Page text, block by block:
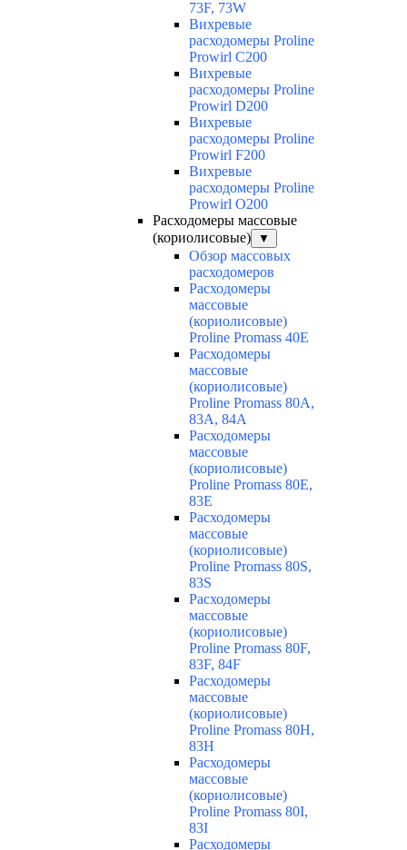
73F, 73W
Вихревые
расходомеры Proline
Prowirl C200
Вихревые
расходомеры Proline
Prowirl D200
Вихревые
расходомеры Proline
Prowirl F200
Вихревые
расходомеры Proline
Prowirl O200
Расходомеры массовые
(кориолисовые)
▼
Обзор массовых
расходомеров
Расходомеры
массовые
(кориолисовые)
Proline Promass 40E
Расходомеры
массовые
(кориолисовые)
Proline Promass 80A,
83A, 84A
Расходомеры
массовые
(кориолисовые)
Proline Promass 80E,
83E
Расходомеры
массовые
(кориолисовые)
Proline Promass 80S,
83S
Расходомеры
массовые
(кориолисовые)
Proline Promass 80F,
83F, 84F
Расходомеры
массовые
(кориолисовые)
Proline Promass 80H,
83H
Расходомеры
массовые
(кориолисовые)
Proline Promass 80I,
83I
Расходомеры